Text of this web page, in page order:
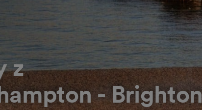
z
- Brighton